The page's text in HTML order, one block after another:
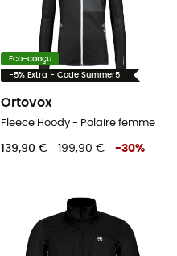
Eco-conçu
-5% Extra - Code Summer5
Ortovox
Fleece Hoody - Polaire femme
139,90 € 199,90 € -30%